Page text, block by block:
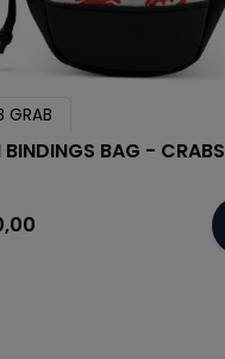
GRAB
BINDINGS BAG - CRABS